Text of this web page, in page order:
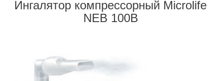
Ингалятор компресcорный Microlife
NEB 100B